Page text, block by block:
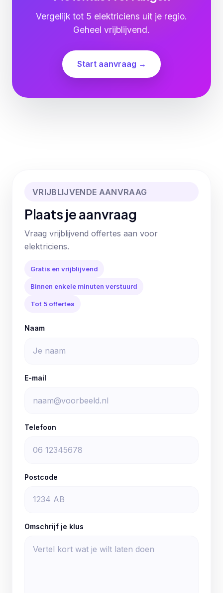
Vergelijk tot 5 elektriciens uit je regio.
Geheel vrijblijvend.
Start aanvraag →
VRIJBLIJVENDE AANVRAAG
Plaats je aanvraag
Vraag vrijblijvend offertes aan voor
elektriciens.
Gratis en vrijblijvend
Binnen enkele minuten verstuurd
Tot 5 offertes
Naam
E-mail
Telefoon
Postcode
Omschrijf je klus